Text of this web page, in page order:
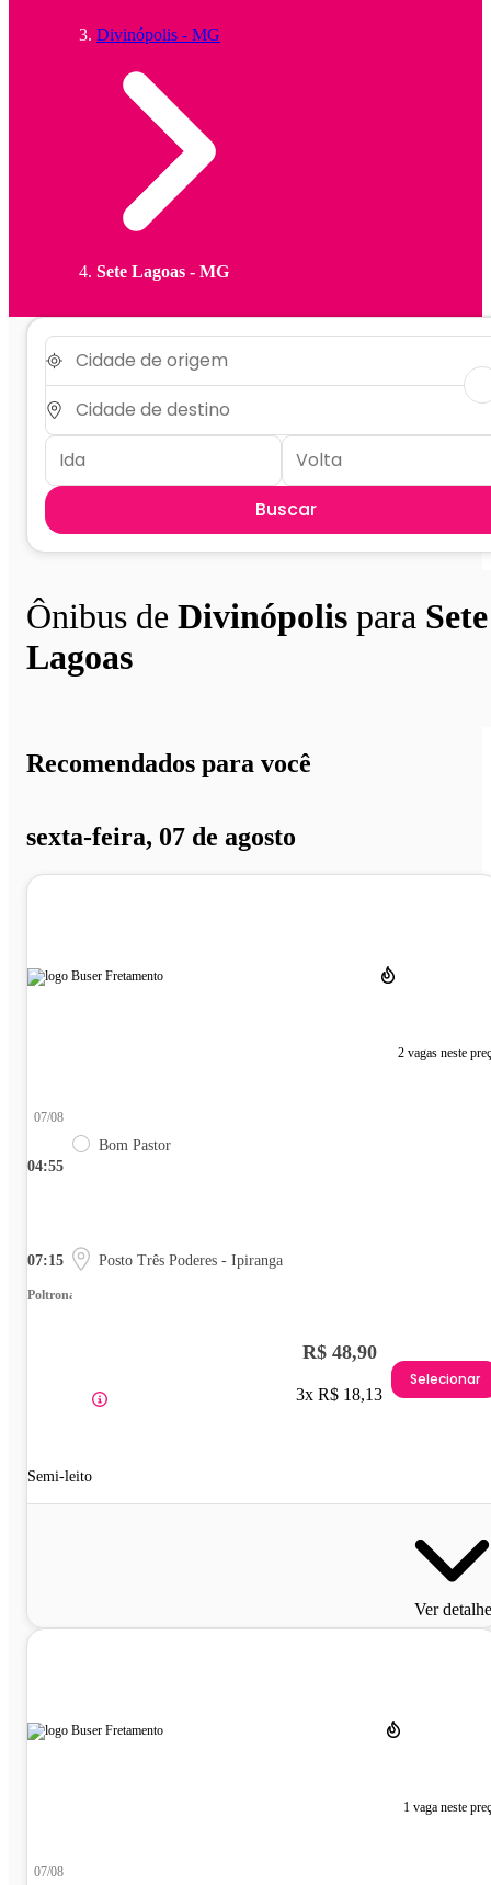
Divinópolis - MG
Sete Lagoas - MG
Buscar
Ônibus de Divinópolis para Sete
Lagoas
Recomendados para você
sexta-feira, 07 de agosto
2 vagas neste
04:55
07/08
Bom Pastor
07:15 Posto Três Poderes - Ipiranga
Poltrona
Semi-leito
R$ 48,90
3x R$ 18,13
Selecionar
Ver
1 vaga neste
07/08